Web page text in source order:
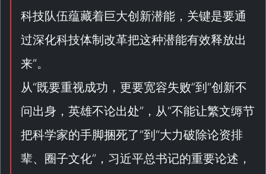
科技队伍蕴藏着巨大创新潜能，关键是要通
过深化科技体制改革把这种潜能有效释放出
来”。
从“既要重视成功，更要宽容失败”到“创新不
问出身，英雄不论出处”，从“不能让繁文缛节
把科学家的手脚捆死了”到“大力破除论资排
辈、圈子文化”，习近平总书记的重要论述，